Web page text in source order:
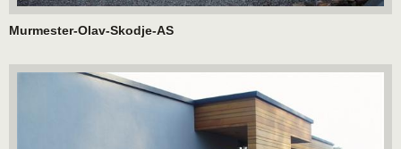
Murmester-Olav-Skodje-AS